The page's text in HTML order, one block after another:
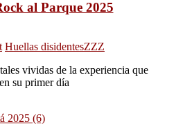
al Parque 2025
Huellas disidentesZZZ
vividas de la experiencia que
su primer día